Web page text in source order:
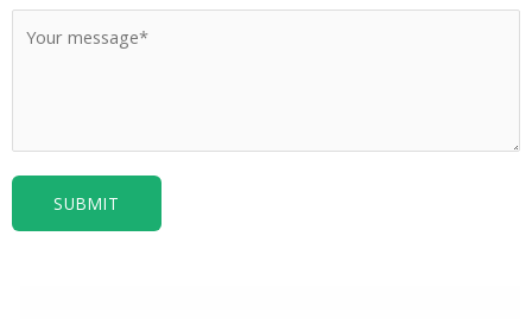
SUBMIT